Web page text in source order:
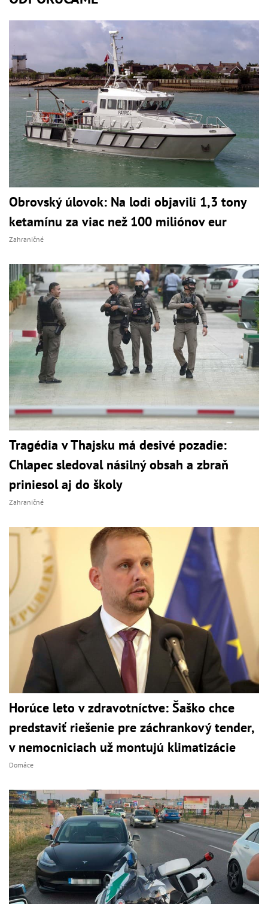
Obrovský úlovok: Na lodi objavili 1,3 tony
ketamínu za viac než 100 miliónov eur
Zahraničné
Tragédia v Thajsku má desivé pozadie:
Chlapec sledoval násilný obsah a zbraň
priniesol aj do školy
Zahraničné
Horúce leto v zdravotníctve: Šaško chce
predstaviť riešenie pre záchrankový tender,
v nemocniciach už montujú klimatizácie
Domáce